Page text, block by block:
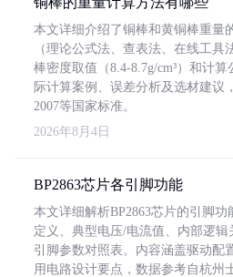
本文详细介绍了铜棒和黄铜棒重量
（理论公式法、查表法、在线工具
棒密度取值（8.4-8.7g/cm³）和计
际计算案例、误差分析及选材建议
2007等国家标准。
2026年8月4日
BP2863芯片各引脚功能
本文详细解析BP2863芯片的引脚
定义、典型电压/电流值、内部逻
引脚参数对照表。内容涵盖驱动配
用电路设计要点，数据参考自杭州